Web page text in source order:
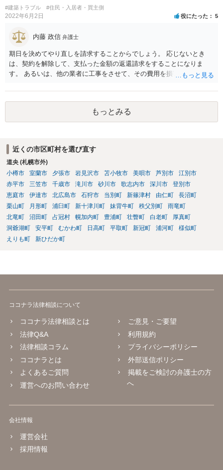
層建築物の建築確認を得る際は、近隣住民と協議してその建築に関し
同意を得るよう行政指導が行われておりますので、（推測になってし
たのかもしれません。 近隣住民の同意は必須の要件ではないため、直
ちに建築確認自体が取り消されるわけではございませんが、虚偽の申
請を行ったことについて申請者の責任を追及する余地はあろうかと存
じます。 お話をお聞きする限り、相手方のやり口は非常に強引かつ高
圧的で、相談者様が恐怖を感じるのは無理もないことかと思います。
取った」ということについて説明を求める旨を記載した通知書を送り
士に任せることができ、相手方と話さなければならないという精神的
なご負担をなくすこともできます。 相手方に恐怖を感じ、ご自身で話
し合いを行うことができそうにないようでしたら、一度弁護士に依頼
することをご検討いただくのがよろしいかもしれません。 ご参考にな
れば幸いです。
#建築トラブル #住民・入居者・買主側
2022年6月2日 役にたった 5
内藤 政信 弁護士
期日を決めてやり直しを請求することからでしょう。 応じないとき
は、契約を解除して、支払った金額の返還請求をすることになりま
す。 あるいは、他の業者に工事をさせて、その費用を損害として請求
もっとみる
近くの市区町村を選び直す
道央 (札幌市外)
小樽市
室蘭市 夕張市 岩見沢市 苫小牧市 美唄市 芦別市
江別市
赤平市
三笠市 千歳市 滝川市 砂川市 歌志内市 深川市
登別市
恵庭市
伊達市 北広島市 石狩市 当別町 新篠津村 由仁町
長沼町
栗山町
月形町 浦臼町 新十津川町 妹背牛町 秩父別町
雨竜町
北竜町
沼田町 占冠村 幌加内町 豊浦町 壮瞥町 白老町
厚真町
洞爺湖町
安平町 むかわ町 日高町 平取町 新冠町 浦河町
様似町
えりも町
新ひだか町
ココナラ法律相談について
ココナラ法律相談とは
法律Q&A
法律相談コラム
ココナラとは
よくあるご質問
運営へのお問い合わせ
ご意見・ご要望
利用規約
プライバシーポリシー
外部送信ポリシー
掲載をご検討の弁護士の方
へ
会社情報
運営会社
採用情報